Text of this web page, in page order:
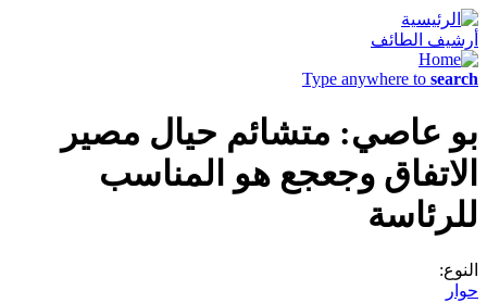
أرشيف الطائف
Type anywhere to search
بو عاصي: متشائم حيال مصير
الاتفاق وجعجع هو المناسب
للرئاسة
النوع:
حوار